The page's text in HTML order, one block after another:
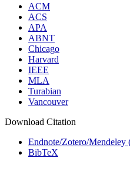
ACM
ACS
APA
ABNT
Chicago
Harvard
IEEE
MLA
Turabian
Vancouver
Download Citation
Endnote/Zotero/Mendeley
BibTeX